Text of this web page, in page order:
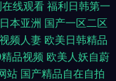
线观看 福利日韩第一
本亚洲 国产一区二区
频人妻 欧美日韩精品
品视频 欧美人妖自蔚
站 国产精品自在自拍